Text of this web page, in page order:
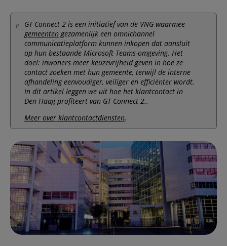
GT Connect 2 is een initiatief van de VNG waarmee
gemeenten gezamenlijk een omnichannel
communicatieplatform kunnen inkopen dat aansluit
op hun bestaande Microsoft Teams-omgeving. Het
doel: inwoners meer keuzevrijheid geven in hoe ze
contact zoeken met hun gemeente, terwijl de interne
afhandeling eenvoudiger, veiliger en efficiënter wordt.
In dit artikel leggen we uit hoe het klantcontact in
Den Haag profiteert van GT Connect 2..
Meer over klantcontactdiensten.